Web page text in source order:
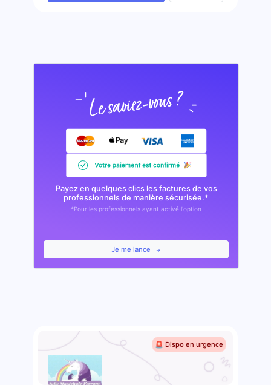
Payez en quelques clics les factures de vos
professionnels de manière sécurisée.*
*Pour les professionnels ayant activé l'option
Je me lance
🚨 Dispo en urgence